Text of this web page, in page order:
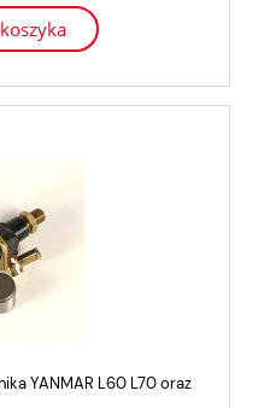
YANMAR L60 L70 oraz